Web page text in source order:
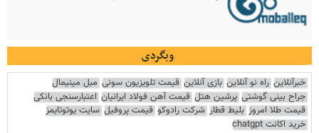
وبگردی
خبرآنلاین راه نو آنلاین بازی آنلاین قیمت تلویزیون سونی مبل مینیمال
جراح بینی گوشتی پرشین هتل قیمت آهن فولاد ایرانیان اعتبارسنجی بانکی
قیمت طلا امروز بلیط قطار شرکت رادوکو قیمت پروفیل سایت یوتوتایمز
خرید اکانت chatgpt